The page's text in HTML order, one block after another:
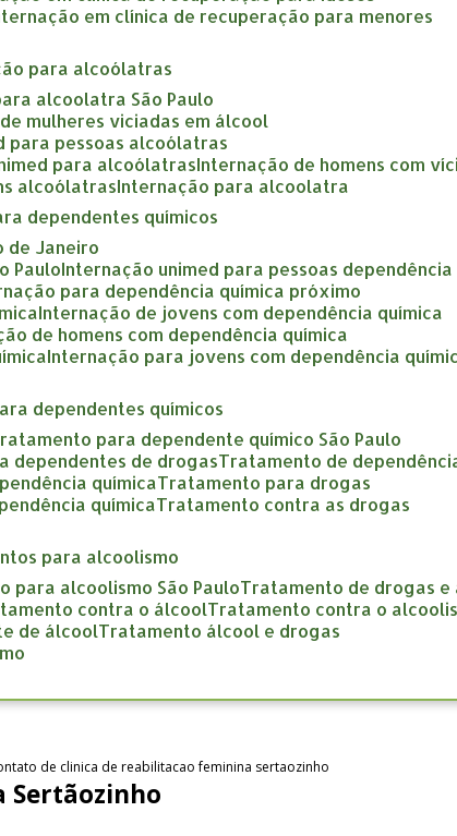
em clínica de recuperação para menores
para alcoólatras
alcoolatra São Paulo
mulheres viciadas em álcool
para pessoas alcoólatras
para alcoólatras internação de homens com
alcoólatras internação para alcoolatra
dependentes químicos
de Janeiro
Paulo internação unimed para pessoas dependência
para dependência química próximo
internação de jovens com dependência química
de homens com dependência química
internação para jovens com dependência
dependentes químicos
tratamento para dependente químico São Paulo
dependentes de drogas
tratamento de
química
tratamento para drogas
química
tratamento contra as drogas
para alcoolismo
para alcoolismo São Paulo
tratamento de drogas e
contra o álcool tratamento contra o
de álcool tratamento álcool e drogas
de clinica de reabilitacao feminina sertaozinho
Sertãozinho